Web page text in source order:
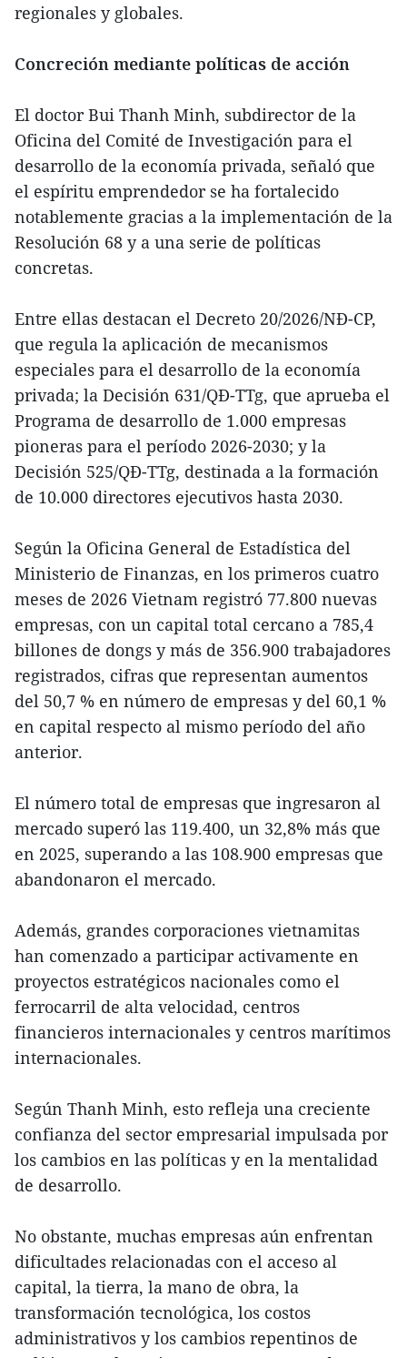
regionales y globales.
Concreción mediante políticas de acción
El doctor Bui Thanh Minh, subdirector de la
Oficina del Comité de Investigación para el
desarrollo de la economía privada, señaló que
el espíritu emprendedor se ha fortalecido
notablemente gracias a la implementación de la
Resolución 68 y a una serie de políticas
concretas.
Entre ellas destacan el Decreto 20/2026/NĐ-CP,
que regula la aplicación de mecanismos
especiales para el desarrollo de la economía
privada; la Decisión 631/QĐ-TTg, que aprueba el
Programa de desarrollo de 1.000 empresas
pioneras para el período 2026-2030; y la
Decisión 525/QĐ-TTg, destinada a la formación
de 10.000 directores ejecutivos hasta 2030.
Según la Oficina General de Estadística del
Ministerio de Finanzas, en los primeros cuatro
meses de 2026 Vietnam registró 77.800 nuevas
empresas, con un capital total cercano a 785,4
billones de dongs y más de 356.900 trabajadores
registrados, cifras que representan aumentos
del 50,7 % en número de empresas y del 60,1 %
en capital respecto al mismo período del año
anterior.
El número total de empresas que ingresaron al
mercado superó las 119.400, un 32,8% más que
en 2025, superando a las 108.900 empresas que
abandonaron el mercado.
Además, grandes corporaciones vietnamitas
han comenzado a participar activamente en
proyectos estratégicos nacionales como el
ferrocarril de alta velocidad, centros
financieros internacionales y centros marítimos
internacionales.
Según Thanh Minh, esto refleja una creciente
confianza del sector empresarial impulsada por
los cambios en las políticas y en la mentalidad
de desarrollo.
No obstante, muchas empresas aún enfrentan
dificultades relacionadas con el acceso al
capital, la tierra, la mano de obra, la
transformación tecnológica, los costos
administrativos y los cambios repentinos de